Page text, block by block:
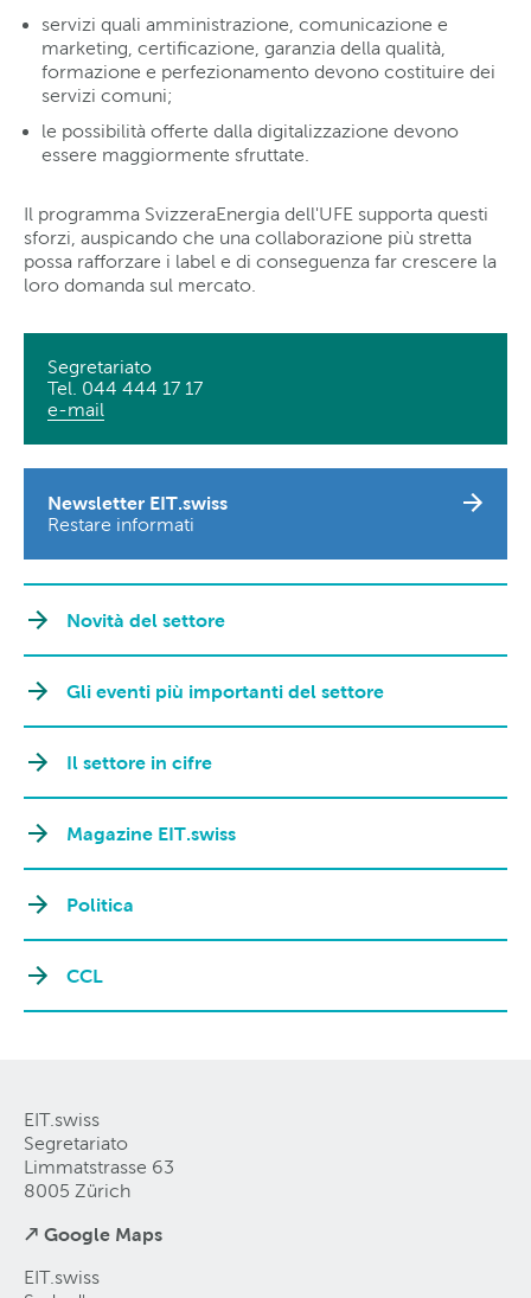
servizi quali amministrazione, comunicazione e
marketing, certificazione, garanzia della qualità,
formazione e perfezionamento devono costituire dei
servizi comuni;
le possibilità offerte dalla digitalizzazione devono
essere maggiormente sfruttate.
Il programma SvizzeraEnergia dell'UFE supporta questi
sforzi, auspicando che una collaborazione più stretta
possa rafforzare i label e di conseguenza far crescere la
loro domanda sul mercato.
Segretariato
Tel. 044 444 17 17
e-mail
Newsletter EIT.swiss
Restare informati
Novità del settore
Gli eventi più importanti del settore
Il settore in cifre
Magazine EIT.swiss
Politica
CCL
EIT.swiss
Segretariato
Limmatstrasse 63
8005 Zürich
↗ Google Maps
EIT.swiss